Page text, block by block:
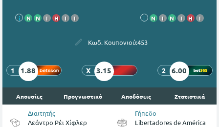
i Ν Ν Ι Η Ι Ι i Ν Ι Ν Ι Η Ι
Κωδ. Κουπονιού:453
1 1.88 X 3.15 2 6.00
Απουσίες Προγνωστικό Αποδόσεις Στατιστικά
Διαιτητής
Λεάντρο Ρέι Χίφλερ
Γήπεδο
Libertadores de América